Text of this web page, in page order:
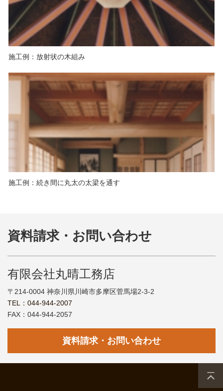
施工例：放射状の木組み
施工例：続き間に丸太の太梁を通す
資料請求・お問い合わせ
有限会社丸晴工務店
〒214-0004 神奈川県川崎市多摩区菅馬場2-3-2
TEL：044-944-2007
FAX：044-944-2057
資料請求・お問い合わせ